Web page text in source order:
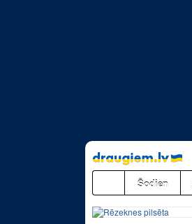
Pāriet
uz
saturu
Šodien